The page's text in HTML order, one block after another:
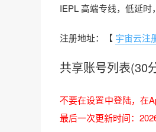
IEPL 高端专线，低延
注册地址：【 宇宙云注
共享账号列表(30
不要在设置中登陆，在
最后一次更新时间：